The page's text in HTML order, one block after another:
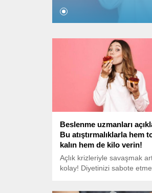
Beslenme uzmanları
Bu atıştırmalıklarla hem
kalın hem de kilo verin!
Açlık krizleriyle savaşmak
kolay! Diyetinizi sabote